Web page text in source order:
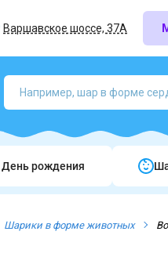
Варшавское шоссе, 37А
День рождения
Шарики в форме животных